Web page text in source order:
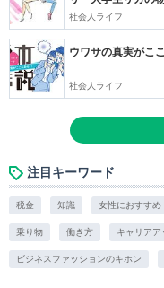
社会人ライフ
ウワサの真実がこ
社会人ライフ
注目キーワード
税金 知識 女性におすすめ
乗り物 働き方 キャリアア
ビジネスファッションのキホン